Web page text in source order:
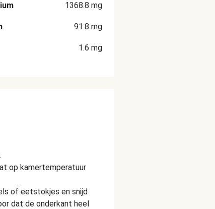
1368.8 mg
91.8 mg
1.6 mg
op kamertemperatuur
of eetstokjes en snijd
dat de onderkant heel